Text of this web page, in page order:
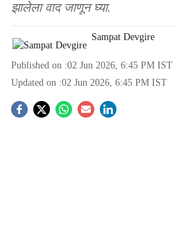
झालेला वाद जाणून घ्या.
Sampat Devgire
Published on :02 Jun 2026, 6:45 PM IST
Updated on :02 Jun 2026, 6:45 PM IST
S